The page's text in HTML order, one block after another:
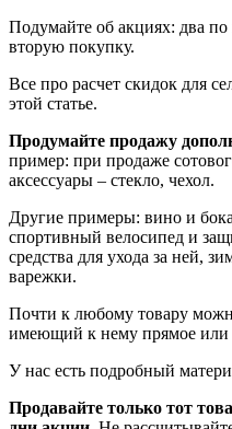
Подумайте об акциях: два
вторую покупку.
Все про расчет скидок для
этой статье.
Продумайте продажу
пример: при продаже
аксессуары – стекло, чехол.
Другие примеры: вино и
спортивный велосипед и
средства для ухода за ней,
варежки.
Почти к любому товару
имеющий к нему прямое или
У нас есть подробный
Продавайте только тот